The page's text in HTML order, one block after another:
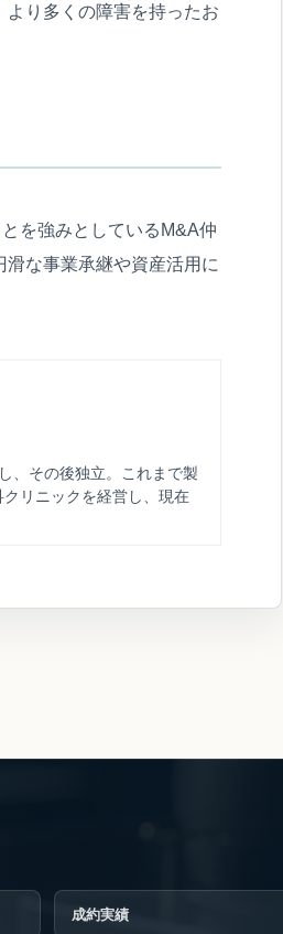
り多くの障害を持ったお
を強みとしているM&A仲
な事業承継や資産活用に
、その後独立。これまで製
リニックを経営し、現在
成約実績